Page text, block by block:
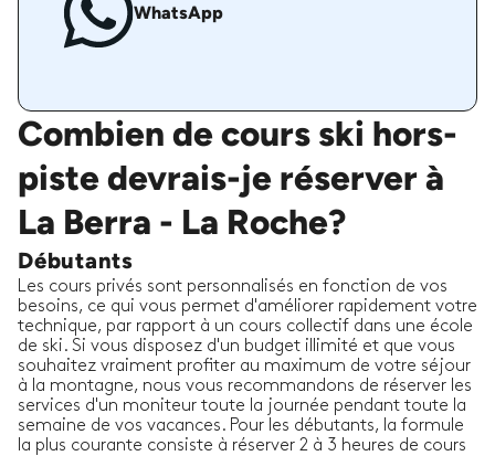
WhatsApp
Combien de cours ski hors-
piste devrais-je réserver à
La Berra - La Roche?
Débutants
Les cours privés sont personnalisés en fonction de vos
besoins, ce qui vous permet d'améliorer rapidement votre
technique, par rapport à un cours collectif dans une école
de ski. Si vous disposez d'un budget illimité et que vous
souhaitez vraiment profiter au maximum de votre séjour
à la montagne, nous vous recommandons de réserver les
services d'un moniteur toute la journée pendant toute la
semaine de vos vacances. Pour les débutants, la formule
la plus courante consiste à réserver 2 à 3 heures de cours